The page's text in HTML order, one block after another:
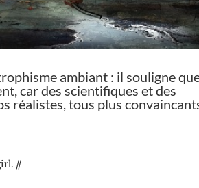
ambiant : il souligne
car des scientifiques et des
réalistes, tous plus
//